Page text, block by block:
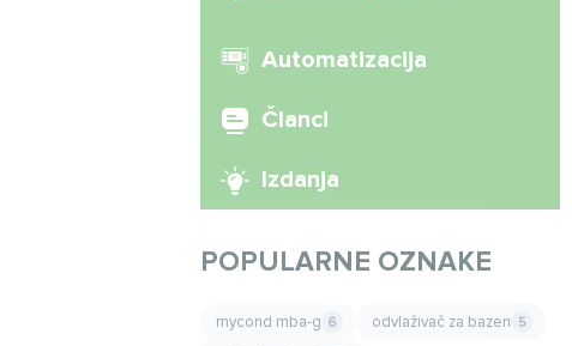
Automatizacija
Članci
Izdanja
POPULARNE OZNAKE
mycond mba-g 6 odvlaživač za bazen 5